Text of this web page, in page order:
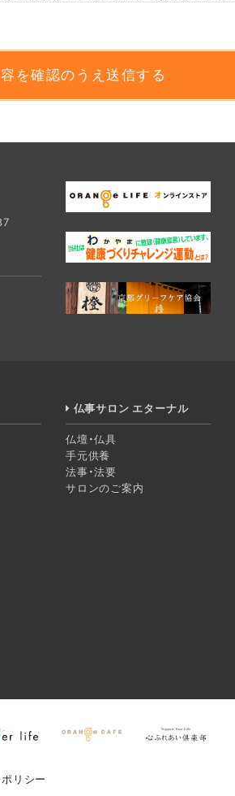
ご利用された履歴や、お客様の氏名、住
トの結果、ご利用履歴などを利用します
名、住所、e-mailアドレスなどの連絡先
などの保管・管理などに関する規則を
用できるようアカウントとパスワード
、ウイルス対策ソフト、ファイヤーウォ
株式会社オレンジライフ本社にご連絡
関係者の皆様に告知し、故人がお世話に
ります。
仏事サロン エターナル
仏壇・仏具
手元供養
法事・法要
サロンのご案内
リシー